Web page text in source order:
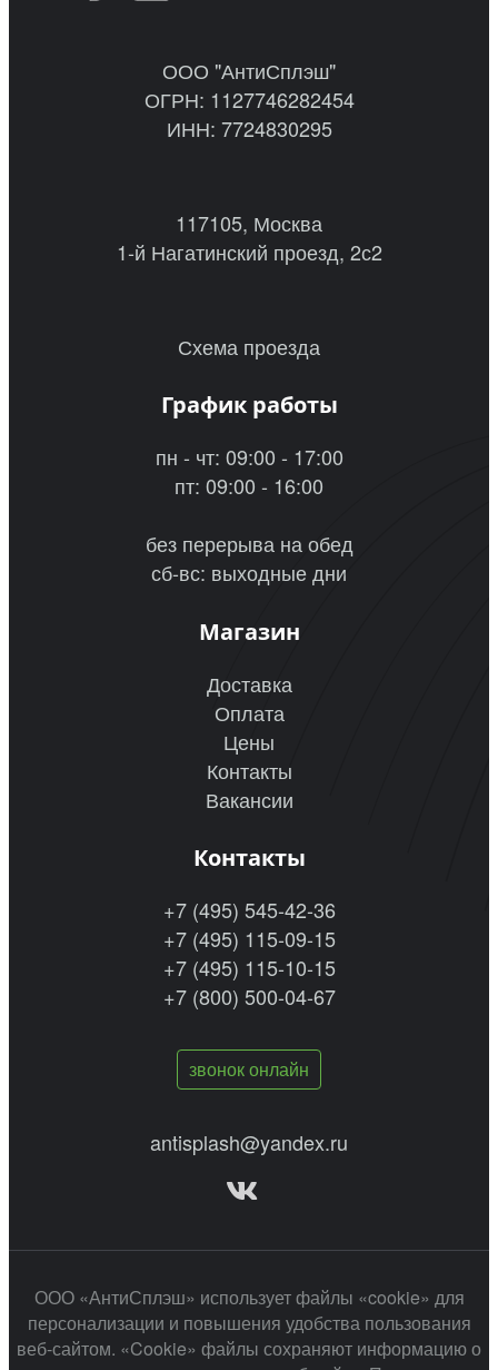
ООО "АнтиСплэш"
ОГРН: 1127746282454
ИНН: 7724830295
117105, Москва
1-й Нагатинский проезд, 2с2
Схема проезда
График работы
пн - чт: 09:00 - 17:00
пт: 09:00 - 16:00
без перерыва на обед
сб-вс: выходные дни
Магазин
Доставка
Оплата
Цены
Контакты
Вакансии
Контакты
+7 (495) 545-42-36
+7 (495) 115-09-15
+7 (495) 115-10-15
+7 (800) 500-04-67
звонок онлайн
antisplash@yandex.ru
ООО «АнтиСплэш» использует файлы «cookie» для
персонализации и повышения удобства пользования
веб-сайтом. «Cookie» файлы сохраняют информацию о